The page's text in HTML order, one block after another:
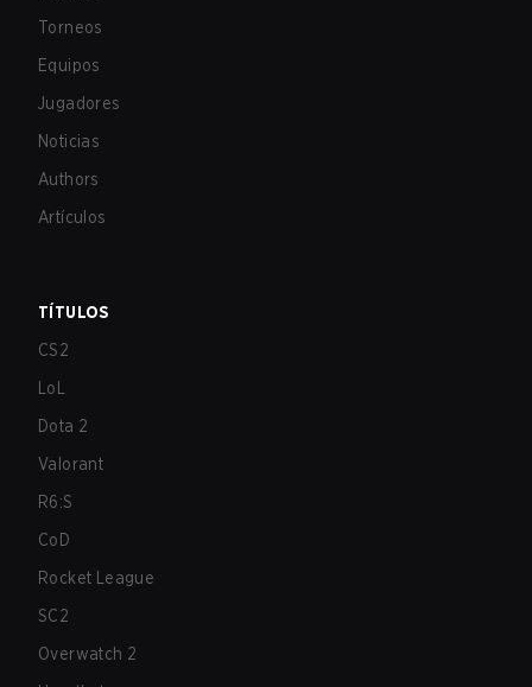
Torneos
Equipos
Jugadores
Noticias
Authors
Artículos
TÍTULOS
CS2
LoL
Dota 2
Valorant
R6:S
CoD
Rocket League
SC2
Overwatch 2